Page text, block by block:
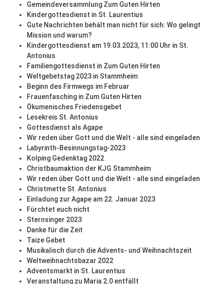
Gemeindeversammlung Zum Guten Hirten
Kindergottesdienst in St. Laurentius
Gute Nachrichten behält man nicht für sich: Wo gelingt
Mission und warum?
Kindergottesdienst am 19.03.2023, 11:00 Uhr in St.
Antonius
Familiengottesdienst in Zum Guten Hirten
Weltgebetstag 2023 in Stammheim
Beginn des Firmwegs im Februar
Frauenfasching in Zum Guten Hirten
Ökumenisches Friedensgebet
Lesekreis St. Antonius
Gottesdienst als Agape
Wir reden über Gott und die Welt - alle sind eingeladen
Labyrinth-Besinnungstag-2023
Kolping Gedenktag 2022
Christbaumaktion der KJG Stammheim
Wir reden über Gott und die Welt - alle sind eingeladen
Christmette St. Antonius
Einladung zur Agape am 22. Januar 2023
Fürchtet euch nicht
Sternsinger 2023
Danke für die Zeit
Taize Gebet
Musikalisch durch die Advents- und Weihnachtszeit
Weltweihnachtsbazar 2022
Adventsmarkt in St. Laurentius
Veranstaltung zu Maria 2.0 entfällt